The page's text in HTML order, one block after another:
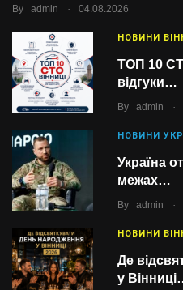
By admin . 04.08.2026
НОВИНИ
ТОП 10
відгуки…
By admin .
НОВИНИ
Україна
межах…
By admin .
НОВИНИ
Де
у